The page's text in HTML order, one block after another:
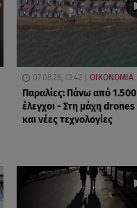
07.08.26, 13:42 ΟΙΚΟΝΟΜΙΑ
Παραλίες: Πάνω από 1.500
έλεγχοι - Στη μάχη drones
και νέες τεχνολογίες